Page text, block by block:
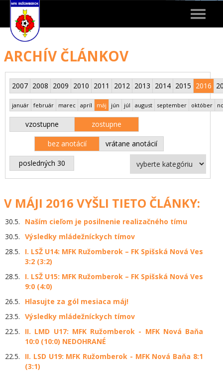
Toggle
ARCHÍV ČLÁNKOV
2007 2008 2009 2010 2011 2012 2013 2014 2015 2016
január február marec apríl máj jún júl august september október
vzostupne zostupne
bez anotácií vrátane anotácií
posledných 30
V MÁJI 2016 VYŠLI TIETO ČLÁNKY:
30.5.
Naším cieľom je posilnenie realizačného tímu
30.5. Výsledky mládežníckych tímov
28.5.
I. LSŽ U14: MFK Ružomberok – FK Spišská Nová Ves
3:2 (3:2)
28.5.
I. LSŽ U15: MFK Ružomberok – FK Spišská Nová Ves
9:0 (4:0)
26.5.
Hlasujte za gól mesiaca máj!
23.5. Výsledky mládežníckych tímov
22.5.
II. LMD U17: MFK Ružomberok - MFK Nová Baňa
10:0 (10:0) NEDOHRANÉ
22.5.
II. LSD U19: MFK Ružomberok - MFK Nová Baňa 8:1
(3:1)